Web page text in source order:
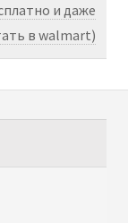
и даже
в walmart)